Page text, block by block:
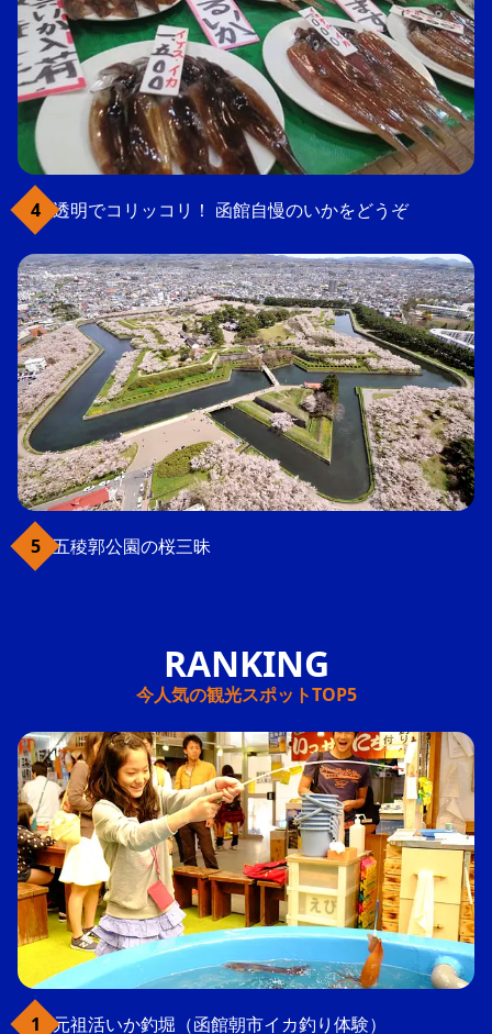
透明でコリッコリ！ 函館自慢のいかをどうぞ
五稜郭公園の桜三昧
今人気の観光スポットTOP5
元祖活いか釣堀（函館朝市イカ釣り体験）